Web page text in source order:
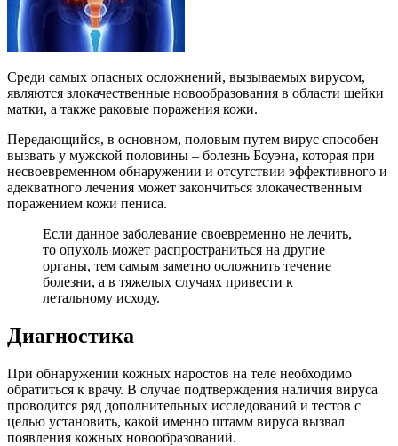
Среди самых опасных осложнений, вызываемых вирусом,
являются злокачественные новообразования в области шейки
матки, а также раковые поражения кожи.
Передающийся, в основном, половым путем вирус способен
вызвать у мужской половины – болезнь Боуэна, которая при
несвоевременном обнаружении и отсутствии эффективного и
адекватного лечения может закончиться злокачественным
поражением кожи пениса.
Если данное заболевание своевременно не лечить,
то опухоль может распространиться на другие
органы, тем самым заметно осложнить течение
болезни, а в тяжелых случаях привести к
летальному исходу.
Диагностика
При обнаружении кожных наростов на теле необходимо
обратиться к врачу. В случае подтверждения наличия вируса
проводится ряд дополнительных исследований и тестов с
целью установить, какой именно штамм вируса вызвал
появления кожных новообразований.